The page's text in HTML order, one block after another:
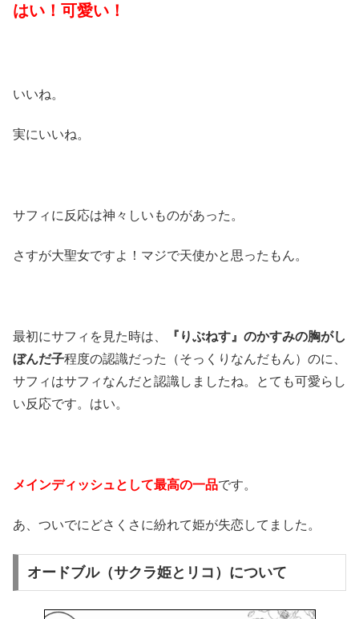
はい！可愛い！
いいね。
実にいいね。
サフィに反応は神々しいものがあった。
さすが大聖女ですよ！マジで天使かと思ったもん。
最初にサフィを見た時は、
『りぶねす』のかすみの胸がし
ぼんだ子程度の認識だった（そっくりなんだもん）のに、
サフィはサフィなんだと認識しましたね。とても可愛らし
い反応です。はい。
メインディッシュとして最高の一品です。
あ、ついでにどさくさに紛れて姫が失恋してました。
オードブル（サクラ姫とリコ）について